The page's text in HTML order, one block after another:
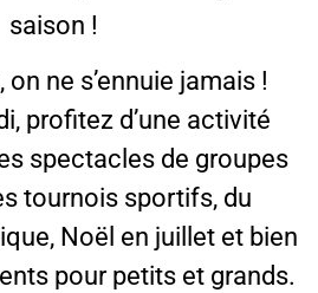
saison !
ne s’ennuie jamais !
profitez d’une activité
spectacles de groupes
tournois sportifs, du
Noël en juillet et bien
pour petits et grands.